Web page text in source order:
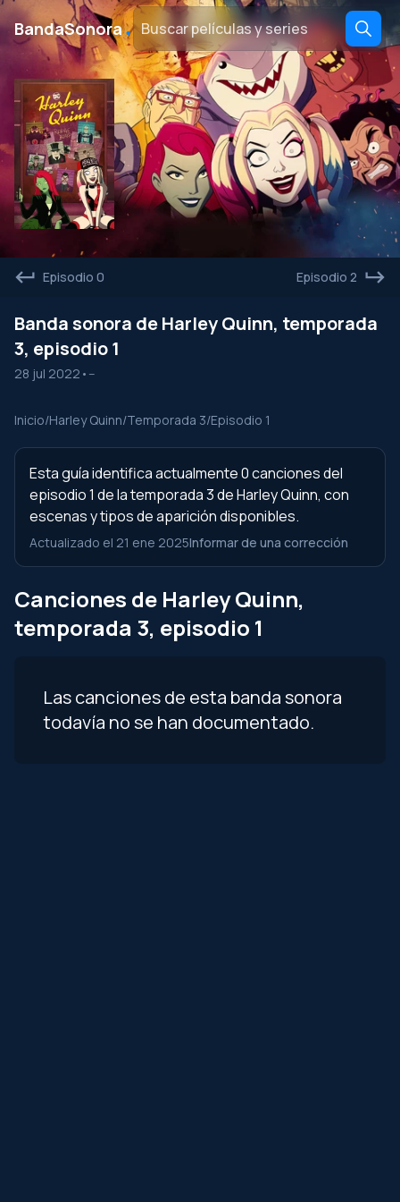
BandaSonora․
Episodio 0 Episodio 2
Banda sonora de Harley Quinn, temporada
3, episodio 1
28 jul 2022 • --
Inicio/Harley Quinn/Temporada 3/Episodio 1
Esta guía identifica actualmente 0 canciones del
episodio 1 de la temporada 3 de Harley Quinn, con
escenas y tipos de aparición disponibles.
Actualizado el 21 ene 2025Informar de una corrección
Canciones de Harley Quinn,
temporada 3, episodio 1
Las canciones de esta banda sonora
todavía no se han documentado.